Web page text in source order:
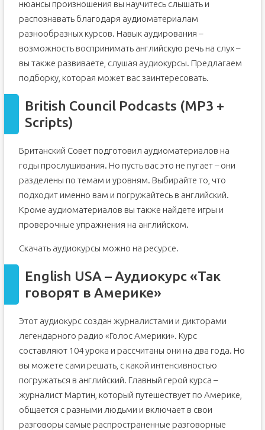
нюансы произношения вы научитесь слышать и
распознавать благодаря аудиоматериалам
разнообразных курсов. Навык аудирования –
возможность воспринимать английскую речь на слух –
вы также развиваете, слушая аудиокурсы. Предлагаем
подборку, которая может вас заинтересовать.
British Council Podcasts (MP3 +
Scripts)
Британский Совет подготовил аудиоматериалов на
годы прослушивания. Но пусть вас это не пугает – они
разделены по темам и уровням. Выбирайте то, что
подходит именно вам и погружайтесь в английский.
Кроме аудиоматериалов вы также найдете игры и
проверочные упражнения на английском.
Скачать аудиокурсы можно на ресурсе.
English USA – Аудиокурс «Так
говорят в Америке»
Этот аудиокурс создан журналистами и дикторами
легендарного радио «Голос Америки». Курс
составляют 104 урока и рассчитаны они на два года. Но
вы можете сами решать, с какой интенсивностью
погружаться в английский. Главный герой курса –
журналист Мартин, который путешествует по Америке,
общается с разными людьми и включает в свои
разговоры самые распространенные разговорные